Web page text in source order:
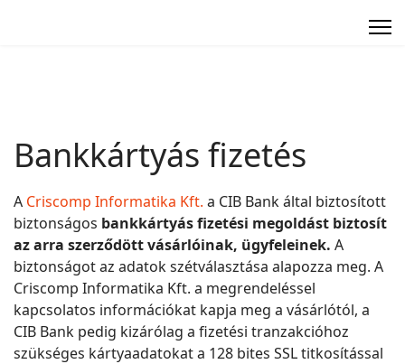
Bankkártyás fizetés
A Criscomp Informatika Kft. a CIB Bank által biztosított
biztonságos bankkártyás fizetési megoldást biztosít
az arra szerződött vásárlóinak, ügyfeleinek. A
biztonságot az adatok szétválasztása alapozza meg. A
Criscomp Informatika Kft. a megrendeléssel
kapcsolatos információkat kapja meg a vásárlótól, a
CIB Bank pedig kizárólag a fizetési tranzakcióhoz
szükséges kártyaadatokat a 128 bites SSL titkosítással